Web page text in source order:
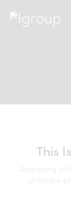
This
Adipiscing
ut labore